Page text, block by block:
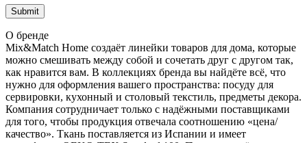
О бренде
Mix&Match Home создаёт линейки товаров для дома, которые
можно смешивать между собой и сочетать друг с другом так,
как нравится вам. В коллекциях бренда вы найдёте всё, что
нужно для оформления вашего пространства: посуду для
сервировки, кухонный и столовый текстиль, предметы декора.
Компания сотрудничает только с надёжными поставщиками
для того, чтобы продукция отвечала соотношению «цена/
качество». Ткань поставляется из Испании и имеет